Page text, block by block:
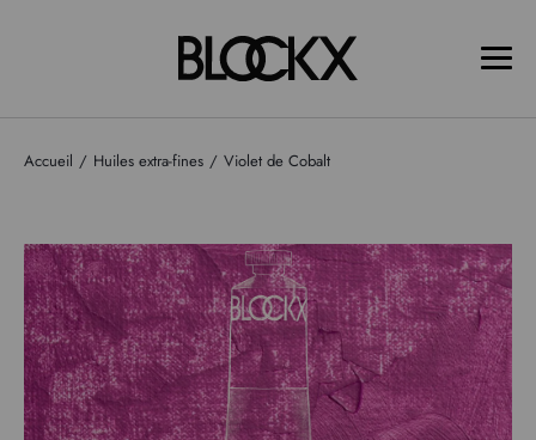
Accueil Huiles extra-fines Violet de Cobalt